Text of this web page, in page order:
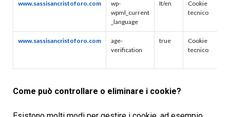
www.sassisancristoforo.com
wp-
wpml_current
_language
It/en
Cookie
tecnico
www.sassisancristoforo.com
age-
verification
true
Cookie
tecnico
Come può controllare o eliminare i cookie?